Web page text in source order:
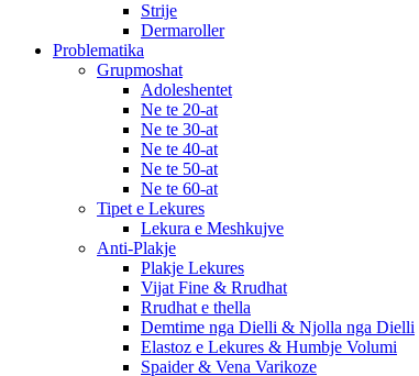
Strije
Dermaroller
Problematika
Grupmoshat
Adoleshentet
Ne te 20-at
Ne te 30-at
Ne te 40-at
Ne te 50-at
Ne te 60-at
Tipet e Lekures
Lekura e Meshkujve
Anti-Plakje
Plakje Lekures
Vijat Fine & Rrudhat
Rrudhat e thella
Demtime nga Dielli & Njolla nga Dielli
Elastoz e Lekures & Humbje Volumi
Spaider & Vena Varikoze